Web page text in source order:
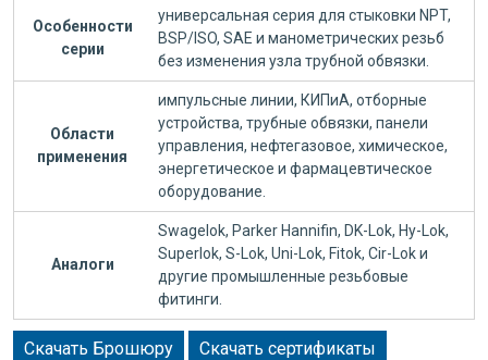
Особенности
серии
универсальная серия для стыковки NPT,
BSP/ISO, SAE и манометрических резьб
без изменения узла трубной обвязки.
Области
применения
импульсные линии, КИПиА, отборные
устройства, трубные обвязки, панели
управления, нефтегазовое, химическое,
энергетическое и фармацевтическое
оборудование.
Аналоги
Swagelok, Parker Hannifin, DK-Lok, Hy-Lok,
Superlok, S-Lok, Uni-Lok, Fitok, Cir-Lok и
другие промышленные резьбовые
фитинги.
Скачать Брошюру Скачать сертификаты